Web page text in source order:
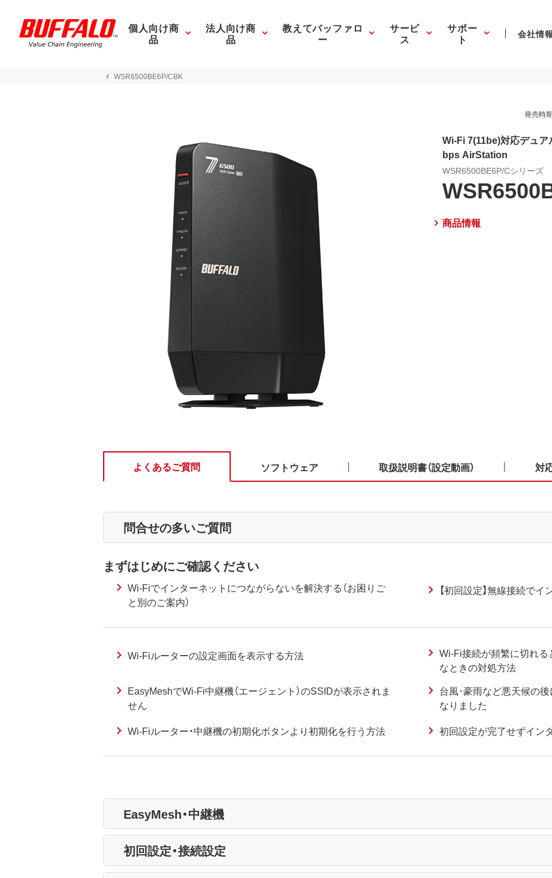
個人向け商
品
法人向け商
品
教えてバッファロ
ー
サービ
ス
サポー
ト 会社情報
WSR6500BE6P/CBK
発売時
Wi-Fi 7(11be)対応デュ
bps AirStation
WSR6500BE6P/Cシリーズ
商品情報
よくあるご質問 ソフトウェア 取扱説明書（設定動画） 対
問合せの多いご質問
まずはじめにご確認ください
Wi-Fiでインターネットにつながらないを解決する（お困りご
と別のご案内）
【初回設定】無線接続で
Wi-Fiルーターの設定画面を表示する方法
Wi-Fi接続が頻繁に切れ
なときの対処方法
EasyMeshでWi-Fi中継機（エージェント）のSSIDが表示されま
せん
台風･豪雨など悪天候の後
なりました
Wi-Fiルーター・中継機の初期化ボタンより初期化を行う方法
初回設定が完了せずイン
EasyMesh・中継機
初回設定・接続設定